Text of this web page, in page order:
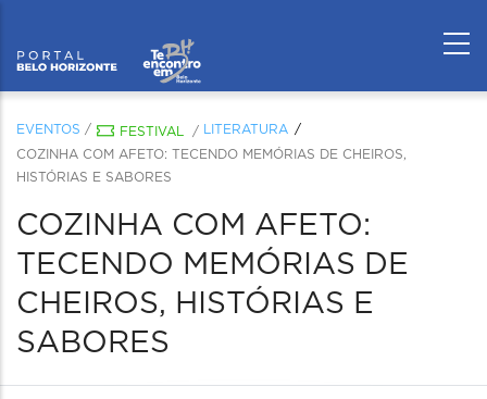
EVENTOS / FESTIVAL /
LITERATURA
COZINHA COM AFETO: TECENDO MEMÓRIAS DE CHEIROS,
HISTÓRIAS E SABORES
COZINHA COM AFETO:
TECENDO MEMÓRIAS DE
CHEIROS, HISTÓRIAS E
SABORES